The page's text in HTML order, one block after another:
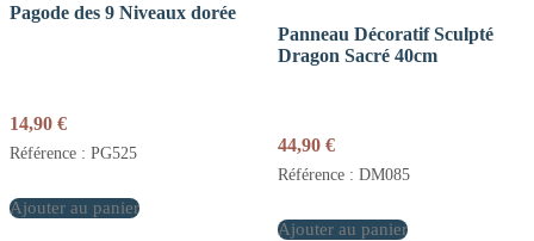
Pagode des 9 Niveaux dorée
14,90 €
Référence : PG525
Ajouter au panier
Panneau Décoratif Sculpté
Dragon Sacré 40cm
44,90 €
Référence : DM085
Ajouter au panier